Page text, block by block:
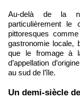
Au-delà de la
particulièrement
pittoresques
gastronomie locale,
que le fromage à
d’appellation
au sud de l’île.
Un demi-siècle